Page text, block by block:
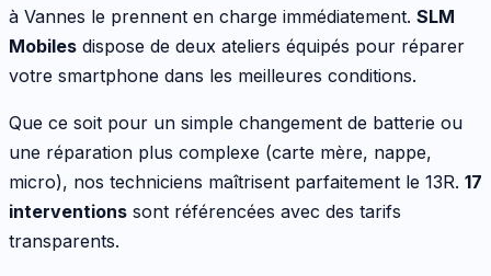
à Vannes le prennent en charge immédiatement. SLM
Mobiles dispose de deux ateliers équipés pour réparer
votre smartphone dans les meilleures conditions.
Que ce soit pour un simple changement de batterie ou
une réparation plus complexe (carte mère, nappe,
micro), nos techniciens maîtrisent parfaitement le 13R. 17
interventions sont référencées avec des tarifs
transparents.